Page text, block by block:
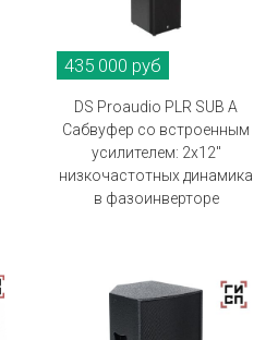
435 000 руб
DS Proaudio PLR SUB A
Сабвуфер со встроенным
усилителем: 2х12"
низкочастотных динамика
в фазоинверторе